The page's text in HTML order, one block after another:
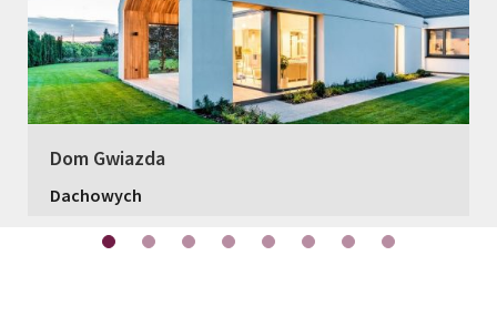
Dom Gwiazda
Dachowych